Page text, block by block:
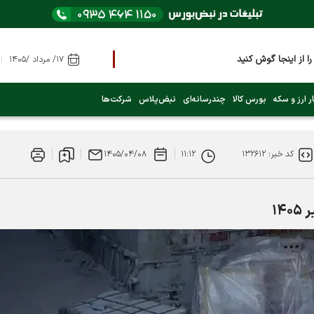
اینجا گوش کنید
کنید)
ارز و سکه بورس کالا چندرسانه‌ای نبض‌پلاس شرکت‌ها
کد خبر: ۱۳۲۶۱۲ ۱۱:۱۲ ۱۴۰۵/۰۴/۰۸